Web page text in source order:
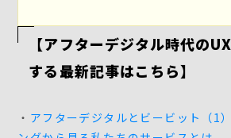
【アフターデジタル時代の
する最新記事はこちら】
・ アフターデジタルとビービット（1